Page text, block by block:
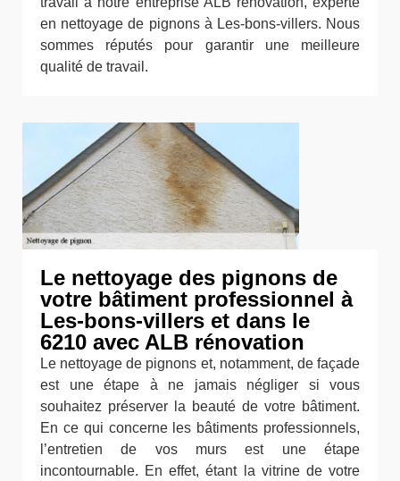
en nettoyage de pignons à Les-bons-villers. Nous
sommes réputés pour garantir une meilleure
qualité de travail.
Le nettoyage des pignons de
votre bâtiment professionnel à
Les-bons-villers et dans le
6210 avec ALB rénovation
Le nettoyage de pignons et, notamment, de façade
est une étape à ne jamais négliger si vous
souhaitez préserver la beauté de votre bâtiment.
En ce qui concerne les bâtiments professionnels,
l’entretien de vos murs est une étape
incontournable. En effet, étant la vitrine de votre